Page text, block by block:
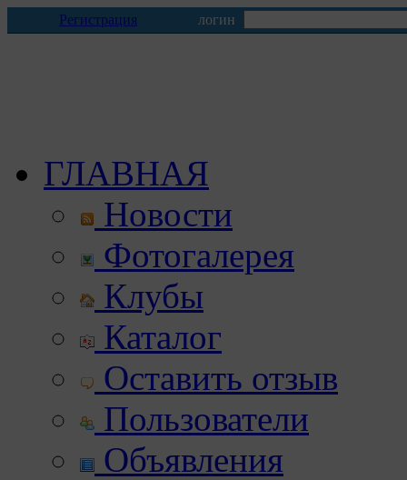
Регистрация логин
ГЛАВНАЯ
Новости
Фотогалерея
Клубы
Каталог
Оставить отзыв
Пользователи
Объявления